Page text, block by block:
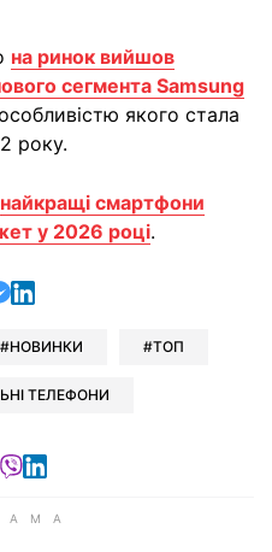
на ринок вийшов
сегмента Samsung
якого стала
року.
найкращі смартфони
у 2026 році.
Telegram
у Facebook
у Xу Viber
у Whatsapp
відправити у Messenger
відправити у LinkedIn
НОВИНКИ ТОП
ТЕЛЕФОНИ
Telegram
у Facebook
у X у Google news
Читайте у Viber
Читайте у LinkedIn